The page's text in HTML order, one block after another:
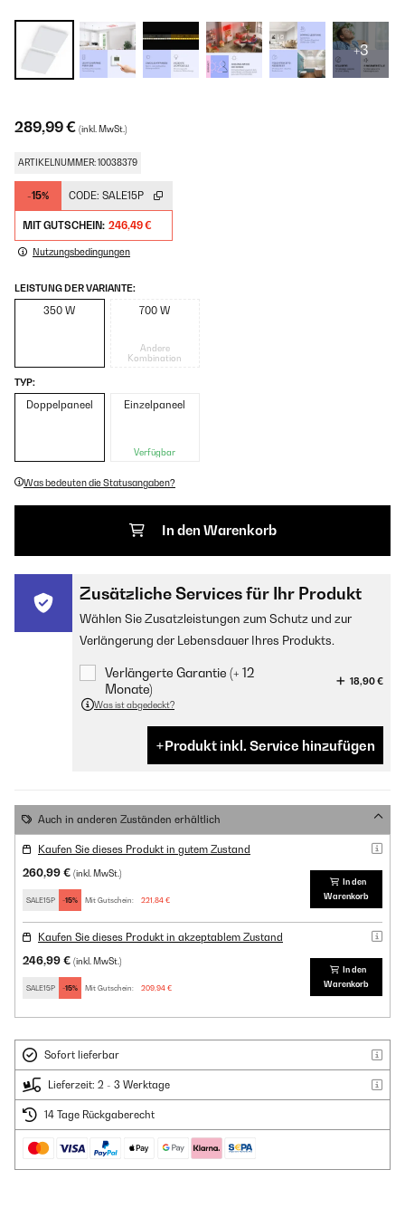
+3
289,99 € (inkl. MwSt.)
ARTIKELNUMMER: 10038379
-15% CODE: SALE15P
MIT GUTSCHEIN: 246,49 €
Nutzungsbedingungen
LEISTUNG DER VARIANTE:
350 W 700 W
Andere
Kombination
TYP:
Doppelpaneel Einzelpaneel
Verfügbar
Was bedeuten die Statusangaben?
In den Warenkorb
Zusätzliche Services für Ihr Produkt
Wählen Sie Zusatzleistungen zum Schutz und zur
Verlängerung der Lebensdauer Ihres Produkts.
Verlängerte Garantie (+ 12
Monate)
18,90 €
Was ist abgedeckt?
Produkt inkl. Service hinzufügen
Auch in anderen Zuständen erhältlich
Kaufen Sie dieses Produkt in gutem Zustand
260,99 € (inkl. MwSt.)
SALE15P -15% Mit Gutschein: 221,84 €
In den
Warenkorb
Kaufen Sie dieses Produkt in akzeptablem Zustand
246,99 € (inkl. MwSt.)
SALE15P -15% Mit Gutschein: 209,94 €
In den
Warenkorb
Sofort lieferbar
Lieferzeit: 2 - 3 Werktage
14 Tage Rückgaberecht